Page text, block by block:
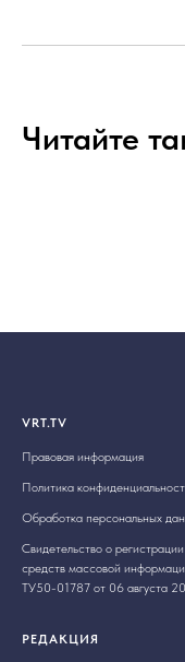
Читайте
VRT.TV
Правовая информация
Политика
Обработка персональных
Свидетельство о регистрации
средств массовой
ТУ50-01787 от 06 августа
РЕДАКЦИЯ